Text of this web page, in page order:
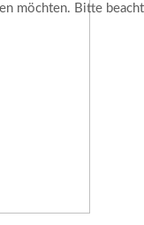
möchten. Bitte